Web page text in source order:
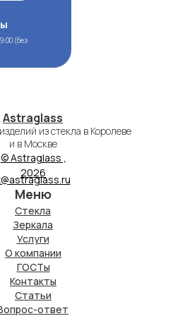
(без
(без
© Astraglass ,
2026
Astraglass
из стекла в Королеве
и в Москве
Меню
Стекла
Услуги
О компании
Контакты
Зеркала
Статьи
ответ
ГОСТы